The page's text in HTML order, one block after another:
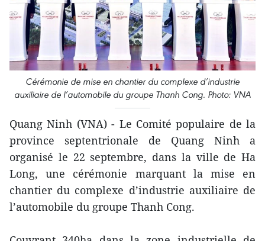
Cérémonie de mise en chantier du complexe d’industrie
auxiliaire de l’automobile du groupe Thanh Cong. Photo: VNA
Quang Ninh (VNA) - Le Comité populaire de la
province septentrionale de Quang Ninh a
organisé le 22 septembre, dans la ville de Ha
Long, une cérémonie marquant la mise en
chantier du complexe d’industrie auxiliaire de
l’automobile du groupe Thanh Cong.